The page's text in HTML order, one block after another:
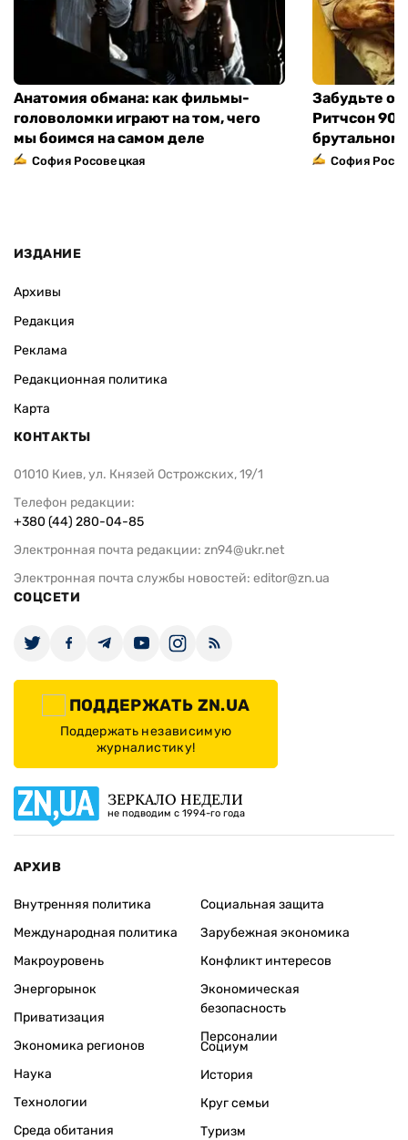
Анатомия обмана: как фильмы-
головоломки играют на том, чего
мы боимся на самом деле
София Росовецкая
Забудьте о
Ритчсон 90
брутальном
София
ИЗДАНИЕ
Архивы
Редакция
Реклама
Редакционная политика
Карта
КОНТАКТЫ
01010 Киев, ул. Князей Острожских, 19/1
Телефон редакции:
+380 (44) 280-04-85
Электронная почта редакции: zn94@ukr.net
Электронная почта службы новостей: editor@zn.ua
СОЦСЕТИ
ПОДДЕРЖАТЬ ZN.UA
Поддержать независимую
журналистику!
ЗЕРКАЛО НЕДЕЛИ
не подводим с 1994-го года
АРХИВ
Внутренняя политика
Международная политика
Макроуровень
Энергорынок
Приватизация
Экономика регионов
Социальная защита
Зарубежная экономика
Конфликт интересов
Экономическая
безопасность
Персоналии
Наука
Технологии
Среда обитания
Социум
История
Круг семьи
Туризм